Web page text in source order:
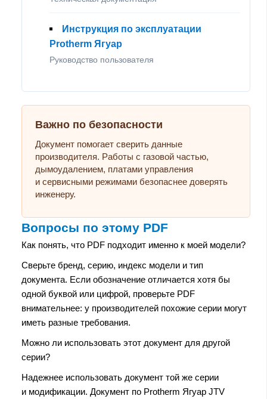
Инструкция по эксплуатации
Protherm Ягуар
Руководство пользователя
Важно по безопасности
Документ помогает сверить данные
производителя. Работы с газовой частью,
дымоудалением, платами управления
и сервисными режимами безопаснее доверять
инженеру.
Вопросы по этому PDF
Как понять, что PDF подходит именно к моей модели?
Сверьте бренд, серию, индекс модели и тип
документа. Если обозначение отличается хотя бы
одной буквой или цифрой, проверьте PDF
внимательнее: у производителей похожие серии могут
иметь разные требования.
Можно ли использовать этот документ для другой
серии?
Надежнее использовать документ той же серии
и модификации. Документ по Protherm Ягуар JTV